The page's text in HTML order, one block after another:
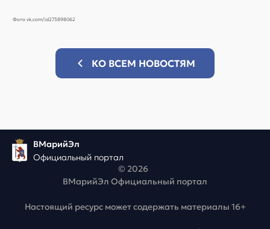
Фото vk.com/id273898062
КО ВСЕМ НОВОСТЯМ
ВМарийЭл
Официальный портал
© 2026
ВМарийЭл Официальный портал
Настоящий ресурс может содержать материалы 16+